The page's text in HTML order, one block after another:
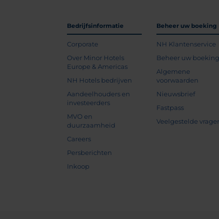
Bedrijfsinformatie
Corporate
Over Minor Hotels
Europe & Americas
NH Hotels bedrijven
Aandeelhouders en
investeerders
MVO en
duurzaamheid
Careers
Persberichten
Inkoop
Beheer uw boeking
NH Klantenservice
Beheer uw boeking
Algemene
voorwaarden
Nieuwsbrief
Fastpass
Veelgestelde